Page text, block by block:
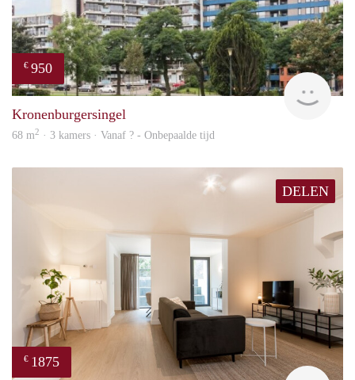
€ 950
rent
Kronenburgersingel
68 m2 · 3 kamers · Vanaf ? - Onbepaalde tijd
DELEN
€ 1875
Next